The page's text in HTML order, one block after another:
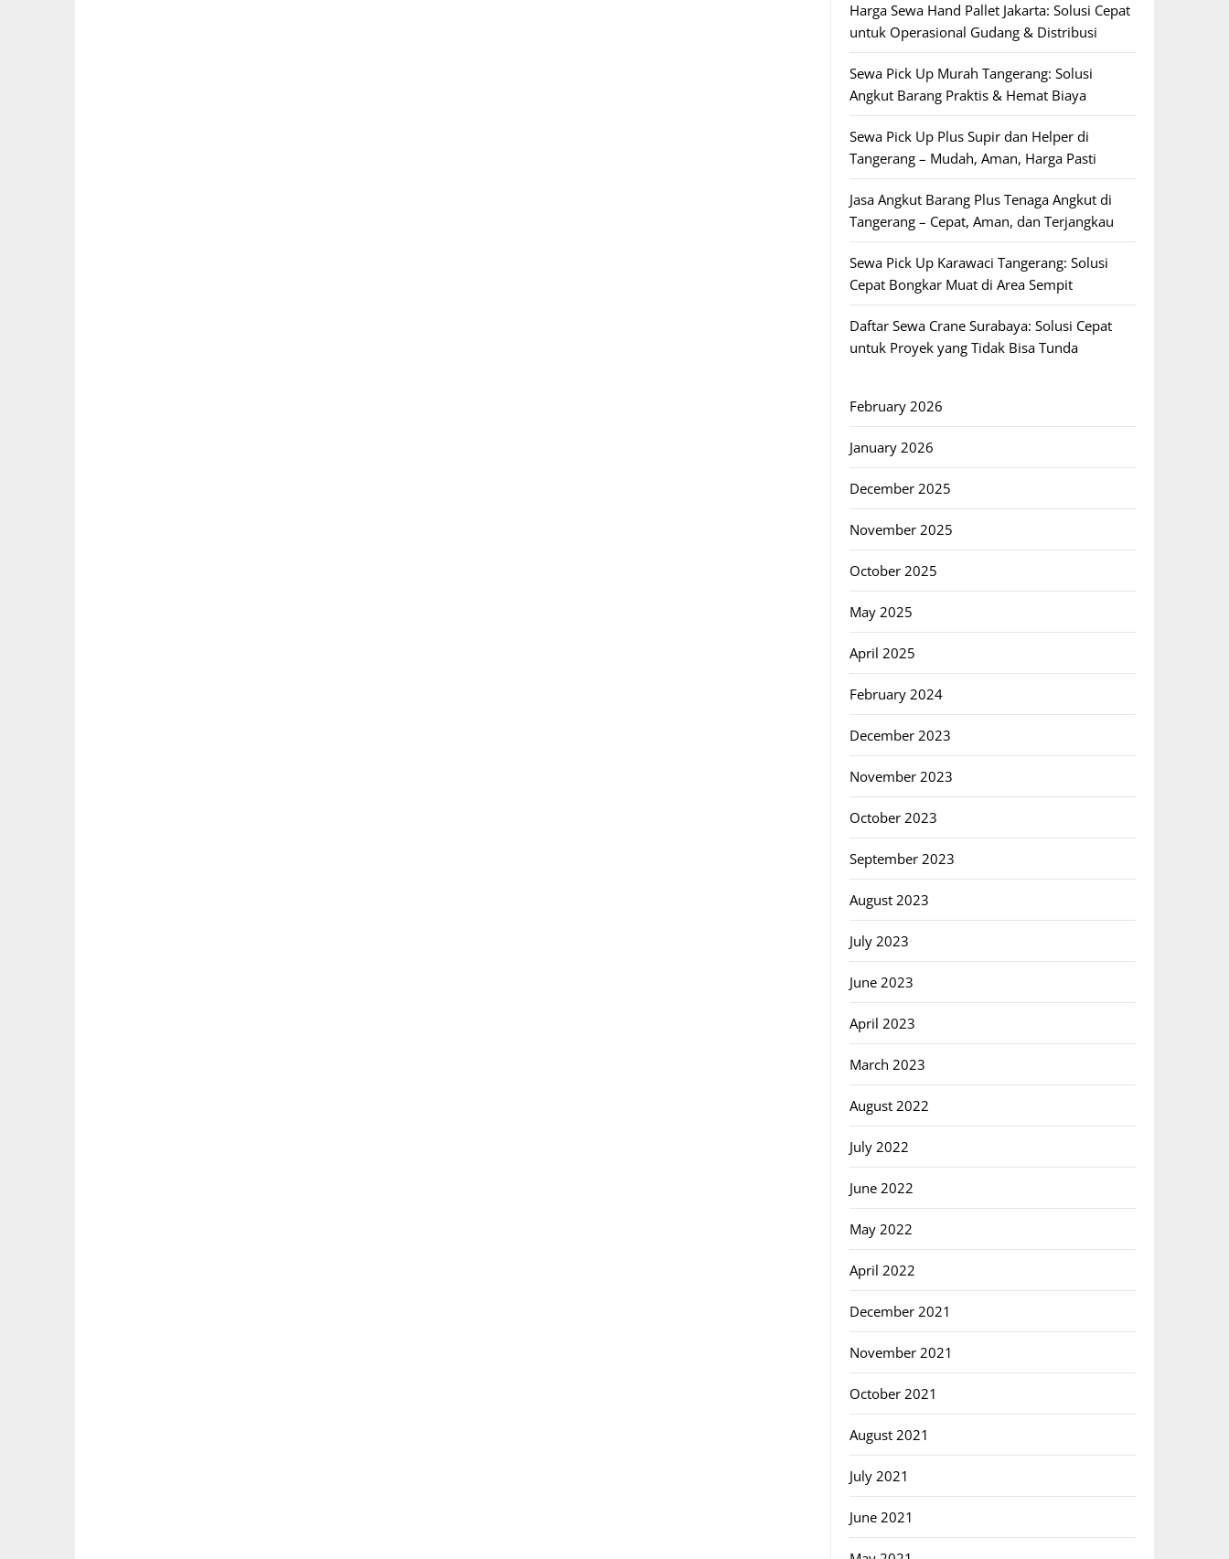
Harga Sewa Hand Pallet Jakarta: Solusi Cepat
untuk Operasional Gudang & Distribusi
Sewa Pick Up Murah Tangerang: Solusi
Angkut Barang Praktis & Hemat Biaya
Sewa Pick Up Plus Supir dan Helper di
Tangerang – Mudah, Aman, Harga Pasti
Jasa Angkut Barang Plus Tenaga Angkut di
Tangerang – Cepat, Aman, dan Terjangkau
Sewa Pick Up Karawaci Tangerang: Solusi
Cepat Bongkar Muat di Area Sempit
Daftar Sewa Crane Surabaya: Solusi Cepat
untuk Proyek yang Tidak Bisa Tunda
February 2026
January 2026
December 2025
November 2025
October 2025
May 2025
April 2025
February 2024
December 2023
November 2023
October 2023
September 2023
August 2023
July 2023
June 2023
April 2023
March 2023
August 2022
July 2022
June 2022
May 2022
April 2022
December 2021
November 2021
October 2021
August 2021
July 2021
June 2021